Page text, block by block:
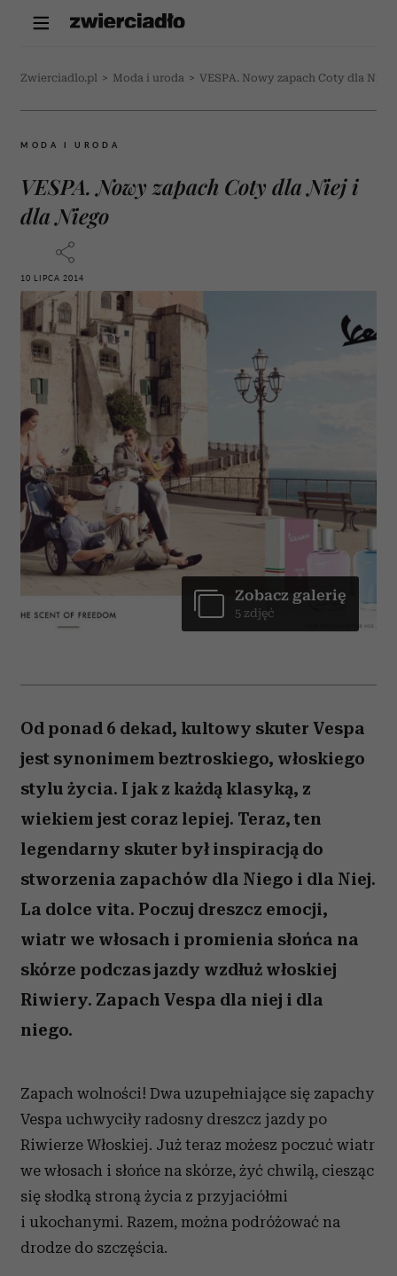
Zwierciadlo.pl > Moda i uroda > VESPA. Nowy zapach Coty dla Niej
MODA I URODA
VESPA. Nowy zapach Coty dla Niej i
dla Niego
10 LIPCA 2014
Zobacz galerię
5 zdjęć
Od ponad 6 dekad, kultowy skuter Vespa
jest synonimem beztroskiego, włoskiego
stylu życia. I jak z każdą klasyką, z
wiekiem jest coraz lepiej. Teraz, ten
legendarny skuter był inspiracją do
stworzenia zapachów dla Niego i dla Niej.
La dolce vita. Poczuj dreszcz emocji,
wiatr we włosach i promienia słońca na
skórze podczas jazdy wzdłuż włoskiej
Riwiery. Zapach Vespa dla niej i dla
niego.
Zapach wolności! Dwa uzupełniające się zapachy
Vespa uchwyciły radosny dreszcz jazdy po
Riwierze Włoskiej. Już teraz możesz poczuć wiatr
we włosach i słońce na skórze, żyć chwilą, ciesząc
się słodką stroną życia z przyjaciółmi
i ukochanymi. Razem, można podróżować na
drodze do szczęścia.